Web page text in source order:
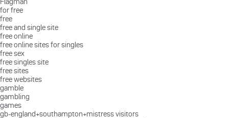
for free
free
free and single site
free online
free online sites for singles
free sex
free singles site
free sites
free websites
gamble
gambling
games
gb-england+southampton+mistress visitors